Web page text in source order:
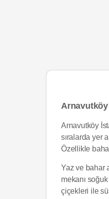
Arnavutköy
Arnavutköy
sıralarda yer
Özellikle
Yaz ve bahar
mekanı
çiçekleri ile